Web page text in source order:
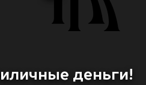
деньги!